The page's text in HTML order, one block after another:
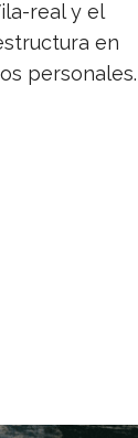
real y el
en
personales.